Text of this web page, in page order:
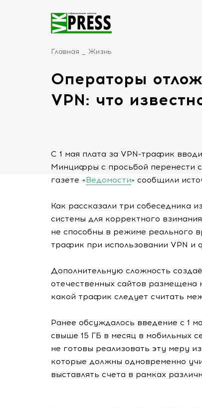
Главная Жизнь
Операторы
VPN: что
С 1 мая плата за VPN-трафик
Минцифры с просьбой перенести
газете «Ведомости» сообщили
Как рассказали три собеседника
системы для корректного
не способны в режиме реального
трафик при использовании VPN и
Дополнительную сложность
отечественных сайтов размещена
какой трафик следует считать
Ранее обсуждалось введение с 1
свыше 15 ГБ в месяц в мобильных
не готовы реализовать эту меру
которые должны одновременно
выставлять счета в рамках